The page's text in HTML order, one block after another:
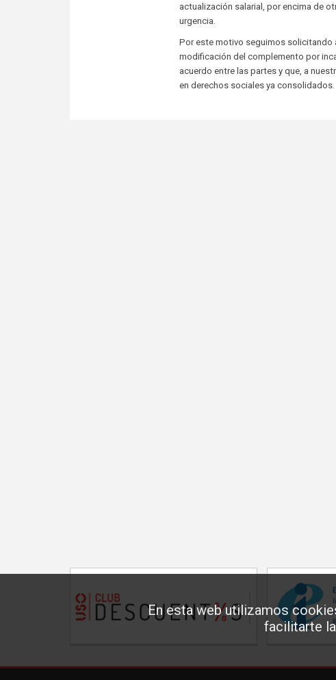
En esta web utilizamos
facilitarte
actualización salarial, por encima de
urgencia.
Por este motivo seguimos solicitando
modificación del complemento por
acuerdo entre las partes y que, a
en derechos sociales ya consolidados.